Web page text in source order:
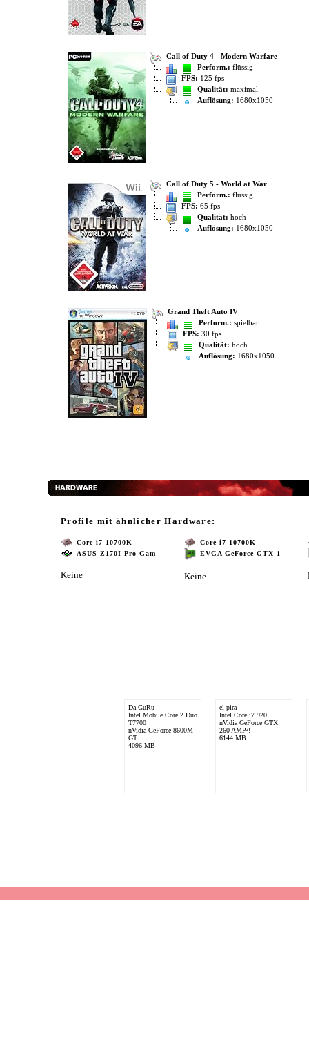
Call of Duty 4 - Modern Warfare
Perform.: flüssig
FPS: 125 fps
Qualität: maximal
Auflösung: 1680x1050
Call of Duty 5 - World at War
Perform.: flüssig
FPS: 65 fps
Qualität: hoch
Auflösung: 1680x1050
Grand Theft Auto IV
Perform.: spielbar
FPS: 30 fps
Qualität: hoch
Auflösung: 1680x1050
Profile mit ähnlicher Hardware:
Core i7-10700K
ASUS Z170I-Pro Gam
Keine
Core i7-10700K
EVGA GeForce GTX 1
Keine
Da GuRu
Intel Mobile Core 2 Duo
T7700
nVidia GeForce 8600M
GT
4096 MB
el-pira
Intel Core i7 920
nVidia GeForce GTX
260 AMP²!
6144 MB